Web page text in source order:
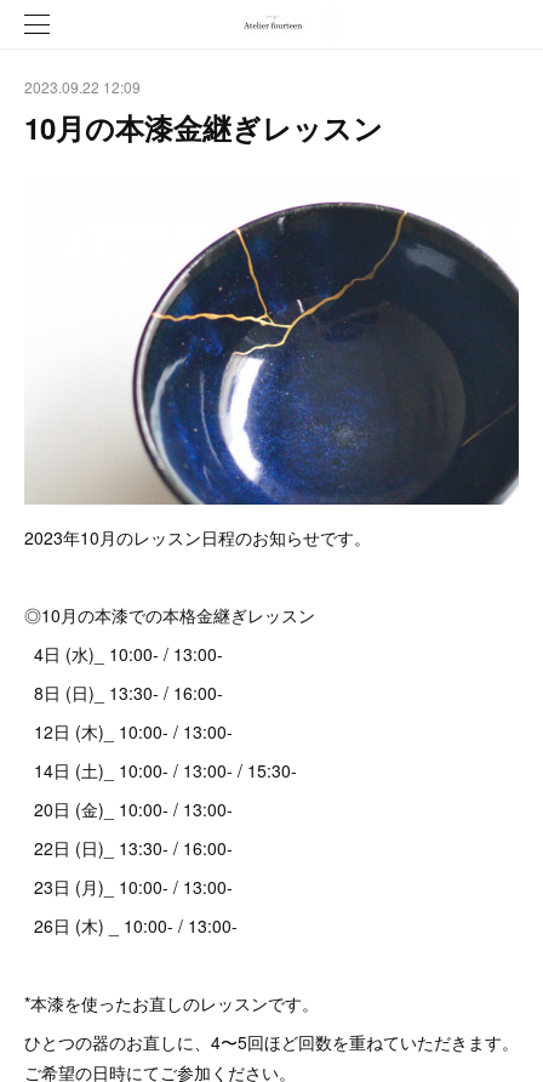
2023.09.22 12:09
10月の本漆金継ぎレッスン
2023年10月のレッスン日程のお知らせです。
◎10月の本漆での本格金継ぎレッスン
4日 (水)_ 10:00- / 13:00-
8日 (日)_ 13:30- / 16:00-
12日 (木)_ 10:00- / 13:00-
14日 (土)_ 10:00- / 13:00- / 15:30-
20日 (金)_ 10:00- / 13:00-
22日 (日)_ 13:30- / 16:00-
23日 (月)_ 10:00- / 13:00-
26日 (木) _ 10:00- / 13:00-
*本漆を使ったお直しのレッスンです。
ひとつの器のお直しに、4〜5回ほど回数を重ねていただきます。
ご希望の日時にてご参加ください。